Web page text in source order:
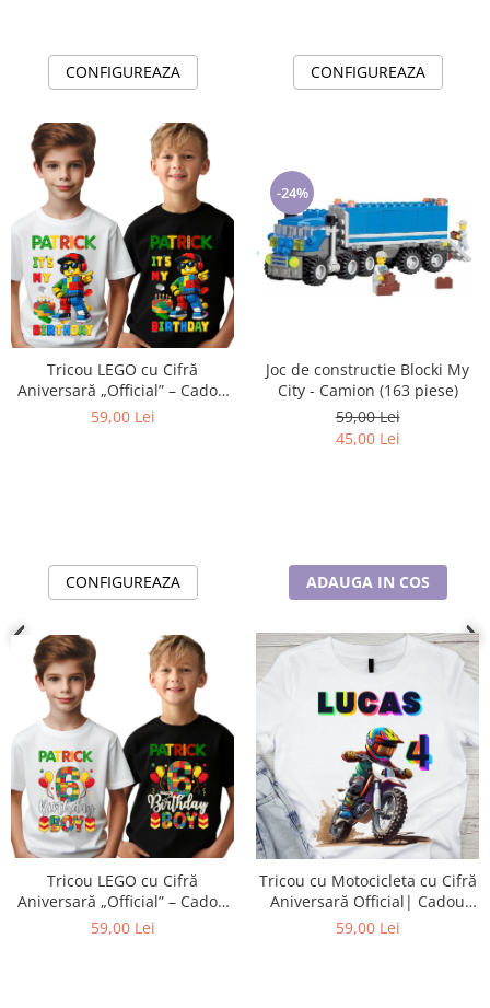
CONFIGUREAZA CONFIGUREAZA
Tricou LEGO cu Cifră
Aniversară „Official” – Cadou
Personalizat pentru Copii | e-
59,00 Lei
CONFIGUREAZA
-24%
Joc de constructie Blocki My
City - Camion (163 piese)
59,00 Lei
45,00 Lei
ADAUGA IN COS
Tricou LEGO cu Cifră
Aniversară „Official” – Cadou
Personalizat pentru Copii | e-
59,00 Lei
Tricou cu Motocicleta cu Cifră
Aniversară Official| Cadou
Personalizat e-CADOU
59,00 Lei